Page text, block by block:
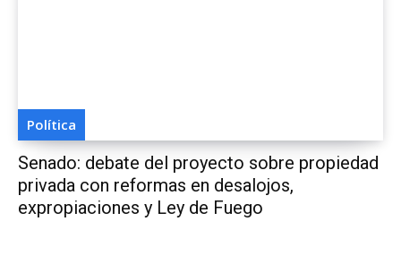
Política
Senado: debate del proyecto sobre propiedad
privada con reformas en desalojos,
expropiaciones y Ley de Fuego